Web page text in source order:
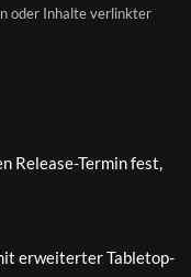
oder Inhalte verlinkter
Release-Termin fest,
erweiterter Tabletop-